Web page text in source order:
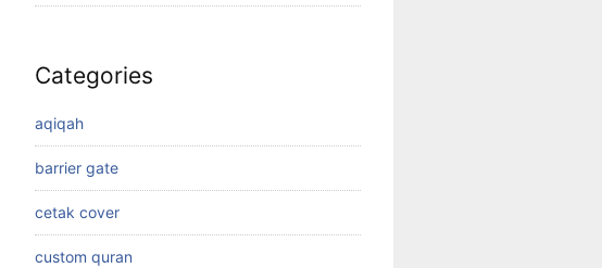
Categories
aqiqah
barrier gate
cetak cover
custom quran